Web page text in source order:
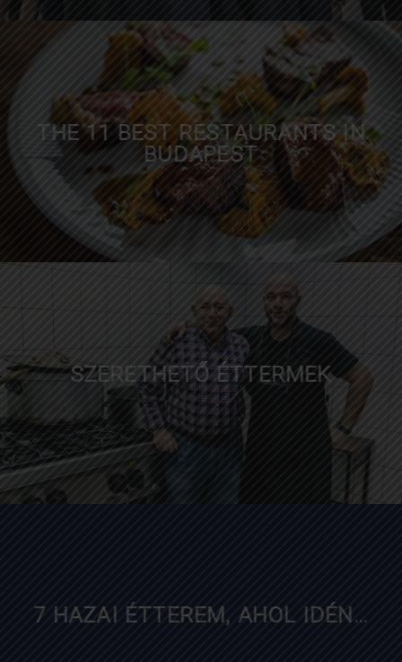
Zaol.hu
THE 11 BEST RESTAURANTS IN
BUDAPEST
timeout.com
SZERETHETŐ ÉTTERMEK
diningguide.hu